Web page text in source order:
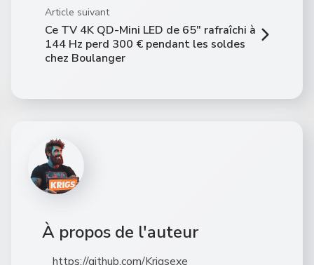
Article suivant
Ce TV 4K QD-Mini LED de 65″ rafraîchi à
144 Hz perd 300 € pendant les soldes
chez Boulanger
À propos de l'auteur
https://github.com/Krigsexe